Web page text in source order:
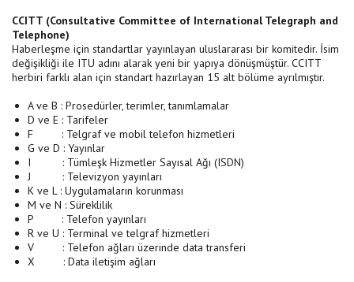
CCITT (Consultative Committee of International Telegraph and
Telephone)
Haberleşme için standartlar yayınlayan uluslararası bir komitedir. İsim
değişikliği ile ITU adını alarak yeni bir yapıya dönüşmüştür. CCITT
herbiri farklı alan için standart hazırlayan 15 alt bölüme ayrılmıştır.
A ve B : Prosedürler, terimler, tanımlamalar
D ve E : Tarifeler
F : Telgraf ve mobil telefon hizmetleri
G ve D : Yayınlar
I : Tümleşk Hizmetler Sayısal Ağı (ISDN)
J : Televizyon yayınları
K ve L : Uygulamaların korunması
M ve N : Süreklilik
P : Telefon yayınları
R ve U : Terminal ve telgraf hizmetleri
V : Telefon ağları üzerinde data transferi
X : Data iletişim ağları